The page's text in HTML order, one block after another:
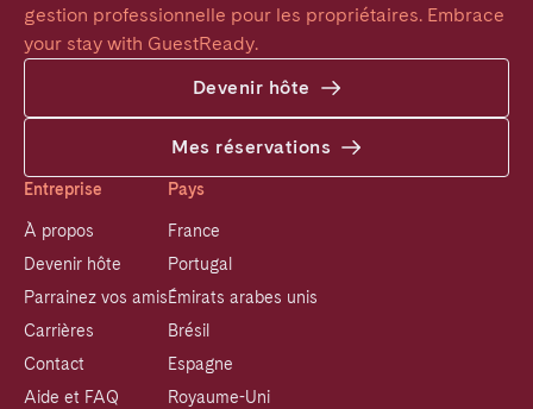
gestion professionnelle pour les propriétaires. Embrace
your stay with GuestReady.
Devenir hôte
Mes réservations
Entreprise
À propos
Devenir hôte
Parrainez vos amis
Carrières
Contact
Aide et FAQ
Pays
France
Portugal
Émirats arabes unis
Brésil
Espagne
Royaume-Uni